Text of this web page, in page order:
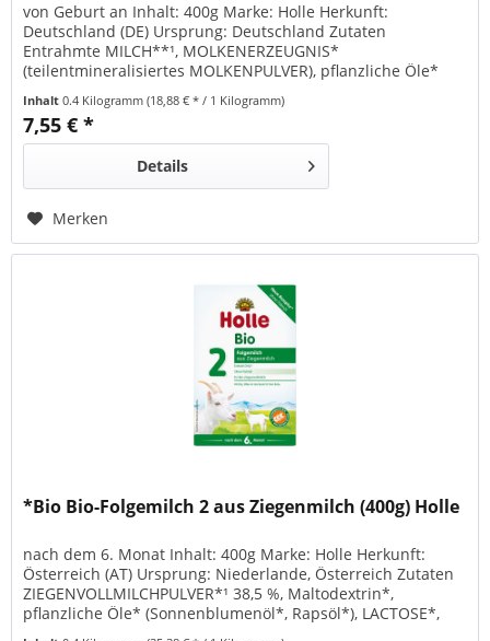
von Geburt an Inhalt: 400g Marke: Holle Herkunft:
Deutschland (DE) Ursprung: Deutschland Zutaten
Entrahmte MILCH**¹, MOLKENERZEUGNIS*
(teilentmineralisiertes MOLKENPULVER), pflanzliche Öle*
LACTOSE*, MAGERMILCHPULVER**, FISCHÖL²,
MAGERMILCHPULVER*, Calciumcarbonat, Kaliumchlorid,
Cholinbitartrat, Natriumchlorid, L-Tyrosin,...
Inhalt0.4 Kilogramm(18,88 € * / 1 Kilogramm)
7,55 € *
Details
Merken
*Bio Bio-Folgemilch 2 aus Ziegenmilch (400g) Holle
nach dem 6. Monat Inhalt: 400g Marke: Holle Herkunft:
Österreich (AT) Ursprung: Niederlande, Österreich Zutaten
ZIEGENVOLLMILCHPULVER*¹ 38,5 %, Maltodextrin*,
pflanzliche Öle* (Sonnenblumenöl*, Rapsöl*), LACTOSE*,